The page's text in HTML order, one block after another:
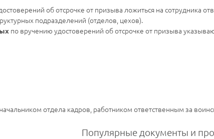
об отсрочке от призыва ложиться на сотрудника
подразделений (отделов, цехов).
по вручению удостоверений об отсрочке от призыва
начальником отдела кадров, работником ответственным за
Популярные документы и